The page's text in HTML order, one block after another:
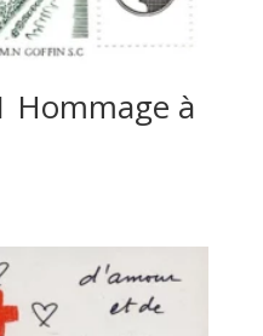
Hommage à